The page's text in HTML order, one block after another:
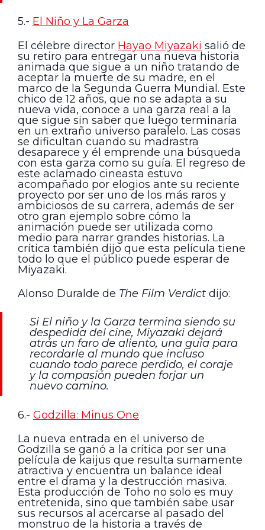
5.- El Niño y La Garza
El célebre director Hayao Miyazaki salió de
su retiro para entregar una nueva historia
animada que sigue a un niño tratando de
aceptar la muerte de su madre, en el
marco de la Segunda Guerra Mundial. Este
chico de 12 años, que no se adapta a su
nueva vida, conoce a una garza real a la
que sigue sin saber que luego terminaría
en un extraño universo paralelo. Las cosas
se dificultan cuando su madrastra
desaparece y él emprende una búsqueda
con esta garza como su guía. El regreso de
este aclamado cineasta estuvo
acompañado por elogios ante su reciente
proyecto por ser uno de los más raros y
ambiciosos de su carrera, además de ser
otro gran ejemplo sobre cómo la
animación puede ser utilizada como
medio para narrar grandes historias. La
crítica también dijo que esta película tiene
todo lo que el público puede esperar de
Miyazaki.
Alonso Duralde de The Film Verdict dijo:
Si El niño y la Garza termina siendo su
despedida del cine, Miyazaki dejará
atrás un faro de aliento, una guía para
recordarle al mundo que incluso
cuando todo parece perdido, el coraje
y la compasión pueden forjar un
nuevo camino.
6.- Godzilla: Minus One
La nueva entrada en el universo de
Godzilla se ganó a la crítica por ser una
película de kaijus que resulta sumamente
atractiva y encuentra un balance ideal
entre el drama y la destrucción masiva.
Esta producción de Toho no solo es muy
entretenida, sino que también sabe usar
sus recursos al acercarse al pasado del
monstruo de la historia a través de